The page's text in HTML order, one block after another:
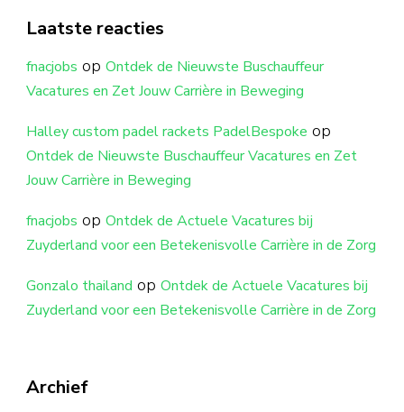
Laatste reacties
fnacjobs op Ontdek de Nieuwste Buschauffeur
Vacatures en Zet Jouw Carrière in Beweging
Halley custom padel rackets PadelBespoke op
Ontdek de Nieuwste Buschauffeur Vacatures en Zet
Jouw Carrière in Beweging
fnacjobs op Ontdek de Actuele Vacatures bij
Zuyderland voor een Betekenisvolle Carrière in de Zorg
Gonzalo thailand op Ontdek de Actuele Vacatures bij
Zuyderland voor een Betekenisvolle Carrière in de Zorg
Archief